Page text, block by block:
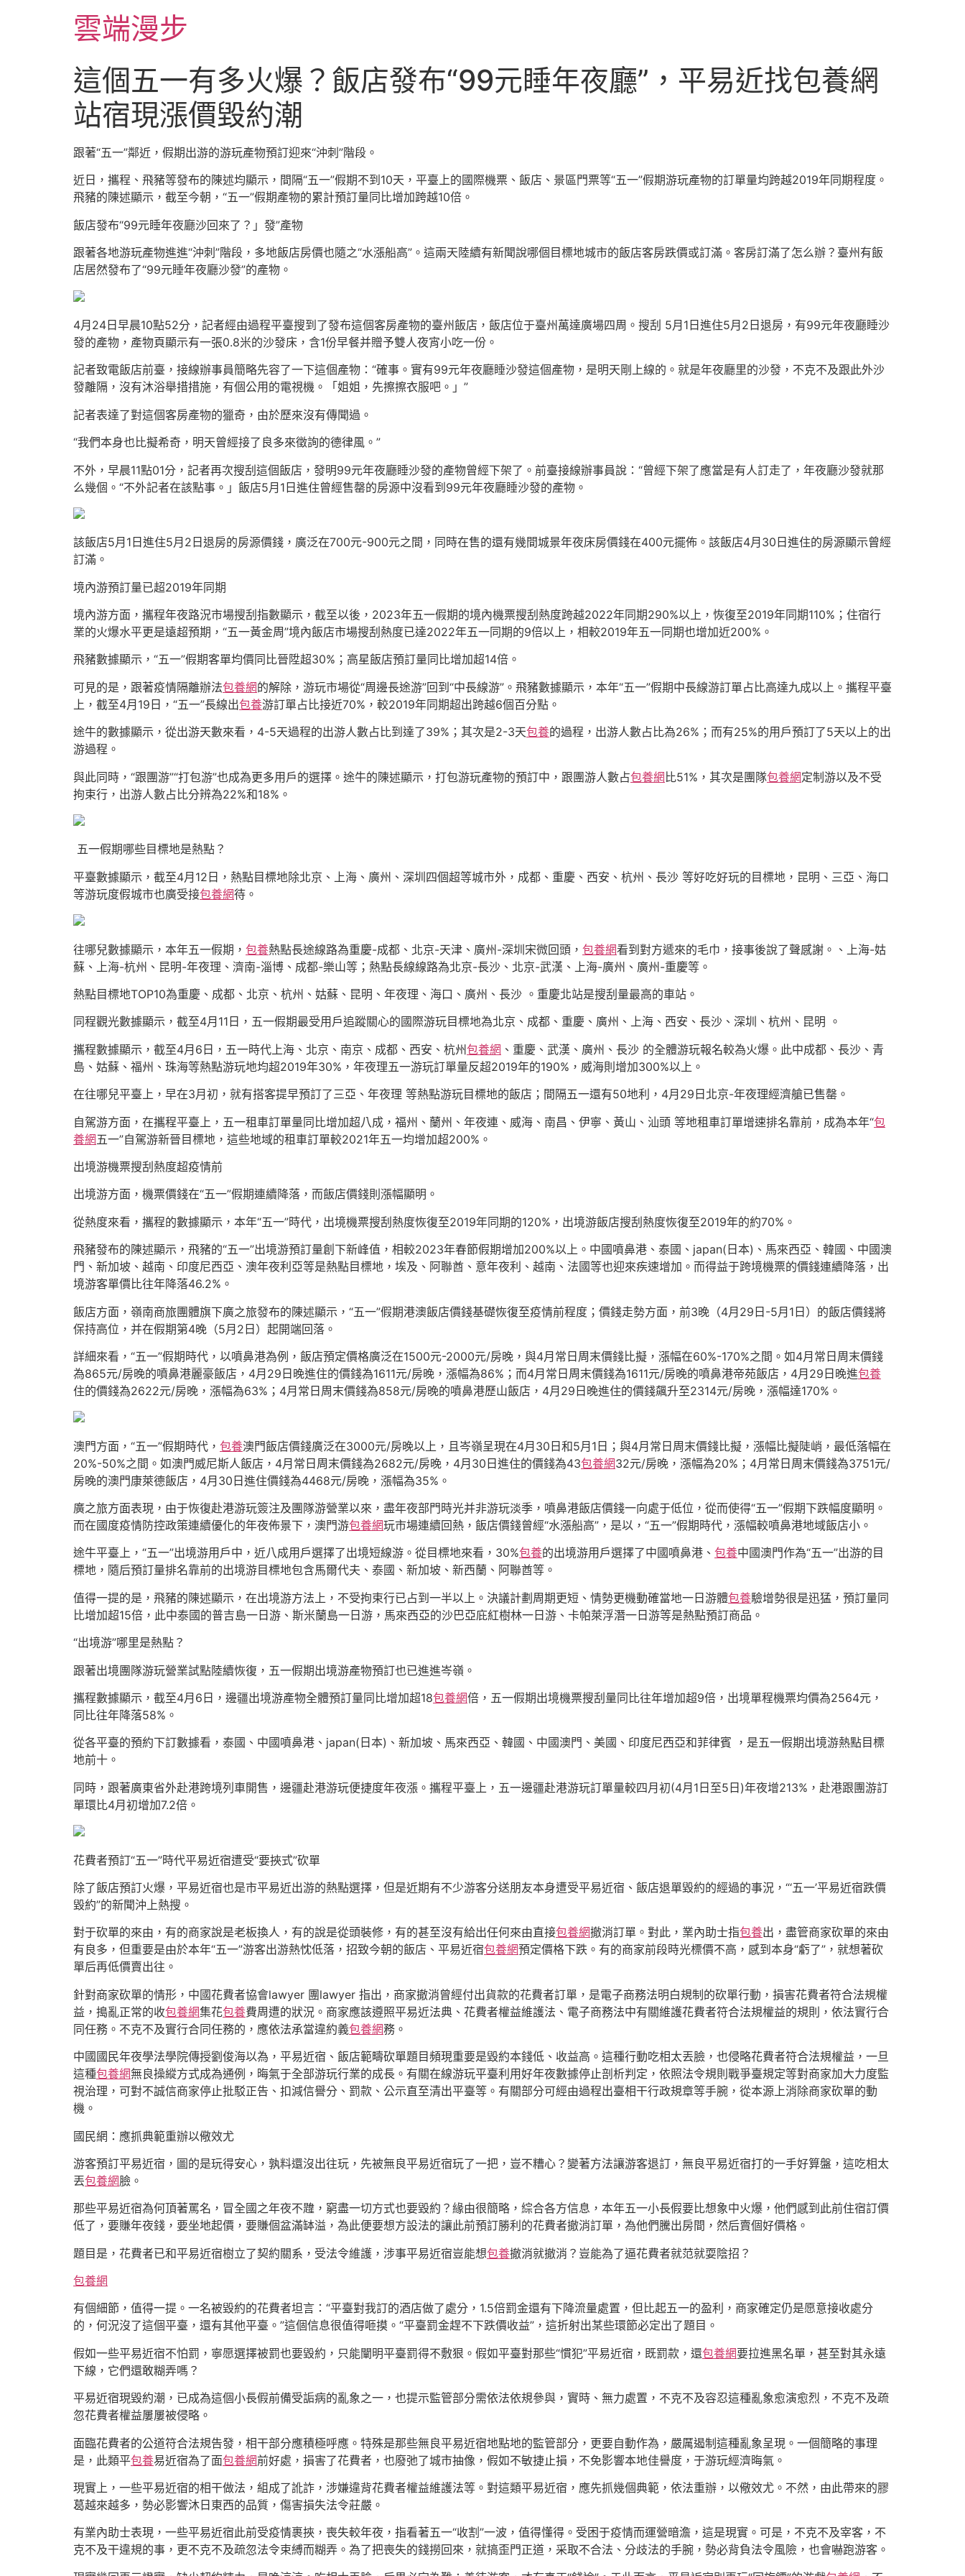
雲端漫步
這個五一有多火爆？飯店發布“99元睡年夜廳”，平易近找包養網
站宿現漲價毀約潮
跟著“五一”鄰近，假期出游的游玩產物預訂迎來“沖刺”階段。
近日，攜程、飛豬等發布的陳述均顯示，間隔“五一”假期不到10天，平臺上的國際機票、飯店、景區門票等“五一”假期游玩產物的訂單量均跨越2019年同期程度。
飛豬的陳述顯示，截至今朝，“五一”假期產物的累計預訂量同比增加跨越10倍。
飯店發布“99元睡年夜廳沙回來了？」發”產物
跟著各地游玩產物進進“沖刺”階段，多地飯店房價也隨之“水漲船高”。這兩天陸續有新聞說哪個目標地城市的飯店客房跌價或訂滿。客房訂滿了怎么辦？臺州有飯
店居然發布了“99元睡年夜廳沙發”的產物。
4月24日早晨10點52分，記者經由過程平臺搜到了發布這個客房產物的臺州飯店，飯店位于臺州萬達廣場四周。搜刮 5月1日進住5月2日退房，有99元年夜廳睡沙
發的產物，產物頁顯示有一張0.8米的沙發床，含1份早餐并贈予雙人夜宵小吃一份。
記者致電飯店前臺，接線辦事員簡略先容了一下這個產物：“確事。實有99元年夜廳睡沙發這個產物，是明天剛上線的。就是年夜廳里的沙發，不克不及跟此外沙
發離隔，沒有沐浴舉措措施，有個公用的電視機。「姐姐，先擦擦衣服吧。」”
記者表達了對這個客房產物的獵奇，由於歷來沒有傳聞過。
“我們本身也比擬希奇，明天曾經接了良多來徵詢的德律風。”
不外，早晨11點01分，記者再次搜刮這個飯店，發明99元年夜廳睡沙發的產物曾經下架了。前臺接線辦事員說：“曾經下架了應當是有人訂走了，年夜廳沙發就那
么幾個。“不外記者在該點事。」飯店5月1日進住曾經售罄的房源中沒看到99元年夜廳睡沙發的產物。
該飯店5月1日進住5月2日退房的房源價錢，廣泛在700元-900元之間，同時在售的還有幾間城景年夜床房價錢在400元擺佈。該飯店4月30日進住的房源顯示曾經
訂滿。
境內游預訂量已超2019年同期
境內游方面，攜程年夜路況市場搜刮指數顯示，截至以後，2023年五一假期的境內機票搜刮熱度跨越2022年同期290%以上，恢復至2019年同期110%；住宿行
業的火爆水平更是遠超預期，“五一黃金周”境內飯店市場搜刮熱度已達2022年五一同期的9倍以上，相較2019年五一同期也增加近200%。
飛豬數據顯示，“五一”假期客單均價同比晉陞超30%；高星飯店預訂量同比增加超14倍。
可見的是，跟著疫情隔離辦法包養網的解除，游玩市場從“周邊長途游”回到“中長線游”。飛豬數據顯示，本年“五一”假期中長線游訂單占比高達九成以上。攜程平臺
上，截至4月19日，“五一”長線出包養游訂單占比接近70%，較2019年同期超出跨越6個百分點。
途牛的數據顯示，從出游天數來看，4-5天過程的出游人數占比到達了39%；其次是2-3天包養的過程，出游人數占比為26%；而有25%的用戶預訂了5天以上的出
游過程。
與此同時，“跟團游”“打包游”也成為更多用戶的選擇。途牛的陳述顯示，打包游玩產物的預訂中，跟團游人數占包養網比51%，其次是團隊包養網定制游以及不受
拘束行，出游人數占比分辨為22%和18%。
五一假期哪些目標地是熱點？
平臺數據顯示，截至4月12日，熱點目標地除北京、上海、廣州、深圳四個超等城市外，成都、重慶、西安、杭州、長沙 等好吃好玩的目標地，昆明、三亞、海口
等游玩度假城市也廣受接包養網待。
往哪兒數據顯示，本年五一假期， 包養熱點長途線路為重慶-成都、北京-天津、廣州-深圳宋微回頭， 包養網看到對方遞來的毛巾，接事後說了聲感謝。、上海-姑
蘇、上海-杭州、昆明-年夜理、濟南-淄博、成都-樂山等；熱點長線線路為北京-長沙、北京-武漢、上海-廣州、廣州-重慶等。
熱點目標地TOP10為重慶、成都、北京、杭州、姑蘇、昆明、年夜理、海口、廣州、長沙 。重慶北站是搜刮量最高的車站。
同程觀光數據顯示，截至4月11日，五一假期最受用戶追蹤關心的國際游玩目標地為北京、成都、重慶、廣州、上海、西安、長沙、深圳、杭州、昆明 。
攜程數據顯示，截至4月6日，五一時代上海、北京、南京、成都、西安、杭州包養網 、重慶、武漢、廣州、長沙 的全體游玩報名較為火爆。此中成都、長沙、青
島、姑蘇、福州、珠海等熱點游玩地均超2019年30%，年夜理五一游玩訂單量反超2019年的190%，威海則增加300%以上。
在往哪兒平臺上，早在3月初，就有搭客提早預訂了三亞、年夜理 等熱點游玩目標地的飯店；間隔五一還有50地利，4月29日北京-年夜理經濟艙已售罄。
自駕游方面，在攜程平臺上，五一租車訂單量同比增加超八成，福州、蘭州、年夜連、威海、南昌、伊寧、黃山、汕頭 等地租車訂單增速排名靠前，成為本年“包
養網五一”自駕游新晉目標地，這些地域的租車訂單較2021年五一均增加超200%。
出境游機票搜刮熱度超疫情前
出境游方面，機票價錢在“五一”假期連續降落，而飯店價錢則漲幅顯明。
從熱度來看，攜程的數據顯示，本年“五一”時代，出境機票搜刮熱度恢復至2019年同期的120%，出境游飯店搜刮熱度恢復至2019年的約70%。
飛豬發布的陳述顯示，飛豬的“五一”出境游預訂量創下新峰值，相較2023年春節假期增加200%以上。中國噴鼻港、泰國、japan(日本)、馬來西亞、韓國、中國澳
門、新加坡、越南、印度尼西亞、澳年夜利亞等是熱點目標地，埃及、阿聯酋、意年夜利、越南、法國等也迎來疾速增加。而得益于跨境機票的價錢連續降落，出
境游客單價比往年降落46.2%。
飯店方面，嶺南商旅團體旗下廣之旅發布的陳述顯示，“五一”假期港澳飯店價錢基礎恢復至疫情前程度；價錢走勢方面，前3晚（4月29日-5月1日）的飯店價錢將
保持高位，并在假期第4晚（5月2日）起開端回落。
詳細來看，“五一”假期時代，以噴鼻港為例，飯店預定價格廣泛在1500元-2000元/房晚，與4月常日周末價錢比擬，漲幅在60%-170%之間。如4月常日周末價錢
為865元/房晚的噴鼻港麗豪飯店，4月29日晚進住的價錢為1611元/房晚，漲幅為86%；而4月常日周末價錢為1611元/房晚的噴鼻港帝苑飯店，4月29日晚進包養
住的價錢為2622元/房晚，漲幅為63%；4月常日周末價錢為858元/房晚的噴鼻港歷山飯店，4月29日晚進住的價錢飆升至2314元/房晚，漲幅達170%。
澳門方面，“五一”假期時代， 包養澳門飯店價錢廣泛在3000元/房晚以上，且岑嶺呈現在4月30日和5月1日；與4月常日周末價錢比擬，漲幅比擬陡峭，最低落幅在
20%-50%之間。如澳門威尼斯人飯店，4月常日周末價錢為2682元/房晚，4月30日進住的價錢為43包養網32元/房晚，漲幅為20%；4月常日周末價錢為3751元/
房晚的澳門康萊德飯店，4月30日進住價錢為4468元/房晚，漲幅為35%。
廣之旅方面表現，由于恢復赴港游玩簽注及團隊游營業以來，盡年夜部門時光并非游玩淡季，噴鼻港飯店價錢一向處于低位，從而使得“五一”假期下跌幅度顯明。
而在國度疫情防控政策連續優化的年夜佈景下，澳門游包養網玩市場連續回熱，飯店價錢曾經“水漲船高”，是以，“五一”假期時代，漲幅較噴鼻港地域飯店小。
途牛平臺上，“五一”出境游用戶中，近八成用戶選擇了出境短線游。從目標地來看，30%包養的出境游用戶選擇了中國噴鼻港、 包養中國澳門作為“五一”出游的目
標地，隨后預訂量排名靠前的出境游目標地包含馬爾代夫、泰國、新加坡、新西蘭、阿聯酋等。
值得一提的是，飛豬的陳述顯示，在出境游方法上，不受拘束行已占到一半以上。決議計劃周期更短、情勢更機動確當地一日游體包養驗增勢很是迅猛，預訂量同
比增加超15倍，此中泰國的普吉島一日游、斯米蘭島一日游，馬來西亞的沙巴亞庇紅樹林一日游、卡帕萊浮潛一日游等是熱點預訂商品。
“出境游”哪里是熱點？
跟著出境團隊游玩營業試點陸續恢復，五一假期出境游產物預訂也已進進岑嶺。
攜程數據顯示，截至4月6日，邊疆出境游產物全體預訂量同比增加超18包養網倍，五一假期出境機票搜刮量同比往年增加超9倍，出境單程機票均價為2564元，
同比往年降落58%。
從各平臺的預約下訂數據看，泰國、中國噴鼻港、japan(日本)、新加坡、馬來西亞、韓國、中國澳門、美國、印度尼西亞和菲律賓 ，是五一假期出境游熱點目標
地前十。
同時，跟著廣東省外赴港跨境列車開售，邊疆赴港游玩便捷度年夜漲。攜程平臺上，五一邊疆赴港游玩訂單量較四月初(4月1日至5日)年夜增213%，赴港跟團游訂
單環比4月初增加7.2倍。
花費者預訂“五一”時代平易近宿遭受“要挾式”砍單
除了飯店預訂火爆，平易近宿也是市平易近出游的熱點選擇，但是近期有不少游客分送朋友本身遭受平易近宿、飯店退單毀約的經過的事況，“‘五一’平易近宿跌價
毀約”的新聞沖上熱搜。
對于砍單的來由，有的商家說是老板換人，有的說是從頭裝修，有的甚至沒有給出任何來由直接包養網撤消訂單。對此，業內助士指包養出，盡管商家砍單的來由
有良多，但重要是由於本年“五一”游客出游熱忱低落，招致今朝的飯店、平易近宿包養網預定價格下跌。有的商家前段時光標價不高，感到本身“虧了”，就想著砍
單后再低價賣出往。
針對商家砍單的情形，中國花費者協會lawyer 團lawyer 指出，商家撤消曾經付出貨款的花費者訂單，是電子商務法明白規制的砍單行動，損害花費者符合法規權
益，搗亂正常的收包養網集花包養費周遭的狀況。商家應該遵照平易近法典、花費者權益維護法、電子商務法中有關維護花費者符合法規權益的規則，依法實行合
同任務。不克不及實行合同任務的，應依法承當違約義包養網務。
中國國民年夜學法學院傳授劉俊海以為，平易近宿、飯店範疇砍單題目頻現重要是毀約本錢低、收益高。這種行動吃相太丟臉，也侵略花費者符合法規權益，一旦
這種包養網無良操縱方式成為通例，晦氣于全部游玩行業的成長。有關在線游玩平臺利用好年夜數據停止剖析判定，依照法令規則戰爭臺規定等對商家加大力度監
視治理，可對不誠信商家停止批駁正告、扣減信譽分、罰款、公示直至清出平臺等。有關部分可經由過程出臺相干行政規章等手腕，從本源上消除商家砍單的動
機。
國民網：應抓典範重辦以儆效尤
游客預訂平易近宿，圖的是玩得安心，孰料還沒出往玩，先被無良平易近宿玩了一把，豈不糟心？變著方法讓游客退訂，無良平易近宿打的一手好算盤，這吃相太
丟包養網臉。
那些平易近宿為何頂著罵名，冒全國之年夜不韙，窮盡一切方式也要毀約？緣由很簡略，綜合各方信息，本年五一小長假要比想象中火爆，他們感到此前住宿訂價
低了，要賺年夜錢，要坐地起價，要賺個盆滿缽溢，為此便要想方設法的讓此前預訂勝利的花費者撤消訂單，為他們騰出房間，然后賣個好價格。
題目是，花費者已和平易近宿樹立了契約關系，受法令維護，涉事平易近宿豈能想包養撤消就撤消？豈能為了逼花費者就范就耍陰招？
包養網
有個細節，值得一提。一名被毀約的花費者坦言：“平臺對我訂的酒店做了處分，1.5倍罰金還有下降流量處置，但比起五一的盈利，商家確定仍是愿意接收處分
的，何況沒了這個平臺，還有其他平臺。”這個信息很值得咂摸。“平臺罰金趕不下跌價收益”，這折射出某些環節必定出了題目。
假如一些平易近宿不怕罰，寧愿選擇被罰也要毀約，只能闡明平臺罰得不敷狠。假如平臺對那些“慣犯”平易近宿，既罰款，還包養網要拉進黑名單，甚至對其永遠
下線，它們還敢糊弄嗎？
平易近宿現毀約潮，已成為這個小長假前備受詬病的亂象之一，也提示監管部分需依法依規參與，實時、無力處置，不克不及容忍這種亂象愈演愈烈，不克不及疏
忽花費者權益屢屢被侵略。
面臨花費者的公道符合法規告發，相干部分應積極呼應。特殊是那些無良平易近宿地點地的監管部分，更要自動作為，嚴厲遏制這種亂象呈現。一個簡略的事理
是，此類平包養易近宿為了面包養網前好處，損害了花費者，也廢弛了城市抽像，假如不敏捷止損，不免影響本地佳譽度，于游玩經濟晦氣。
現實上，一些平易近宿的相干做法，組成了訛詐，涉嫌違背花費者權益維護法等。對這類平易近宿，應先抓幾個典範，依法重辦，以儆效尤。不然，由此帶來的膠
葛越來越多，勢必影響沐日東西的品質，傷害損失法令莊嚴。
有業內助士表現，一些平易近宿此前受疫情裹挾，喪失較年夜，指看著五一“收割”一波，值得懂得。受困于疫情而運營暗澹，這是現實。可是，不克不及宰客，不
克不及干違規的事，更不克不及疏忽法令束縛而糊弄。為了把喪失的錢撈回來，就搞歪門正道，采取不合法、分歧法的手腕，勢必背負法令風險，也會嚇跑游客。